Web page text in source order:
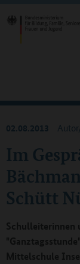
Im
Schütt
02.08.2013
Schulleiterinnen
Mittelschule